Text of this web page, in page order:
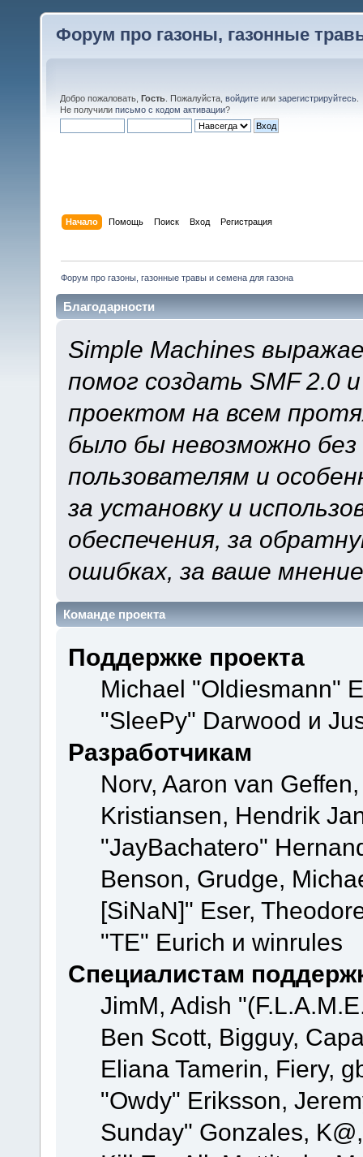
Форум про газоны, газонные
Добро пожаловать, Гость . Пожалуйста, войдите или зарегистрируйтесь
Не получили письмо с кодом активации?
Начало Помощь Поиск Вход Регистрация
Форум про газоны, газонные травы и семена для газона
Благодарности
Simple Machines
помог создать SMF 2.0
проектом на всем
было бы невозможно
пользователям и
за установку и
обеспечения, за
ошибках, за ваше
Команде проекта
Поддержке проекта
Michael "Oldiesmann"
"SleePy" Darwood и
Разработчикам
Norv, Aaron van
Kristiansen, Hendrik
"JayBachatero"
Benson, Grudge,
[SiNaN]" Eser,
"TE" Eurich и winrules
Специалистам
JimM, Adish
Ben Scott, Bigguy,
Eliana Tamerin, Fiery,
"Owdy" Eriksson,
Sunday" Gonzales,